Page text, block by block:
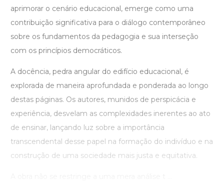
aprimorar o cenário educacional, emerge como uma
contribuição significativa para o diálogo contemporâneo
sobre os fundamentos da pedagogia e sua interseção
com os princípios democráticos.
A docência, pedra angular do edifício educacional, é
explorada de maneira aprofundada e ponderada ao longo
destas páginas. Os autores, munidos de perspicácia e
experiência, desvelam as complexidades inerentes ao ato
de ensinar, lançando luz sobre a importância
transcendental desse papel na formação do indivíduo e na
construção de uma sociedade mais justa e equitativa.